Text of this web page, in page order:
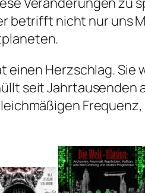
betrifft nicht nur uns
einen Herzschlag. Sie
seit Jahrtausenden
Frequenz,